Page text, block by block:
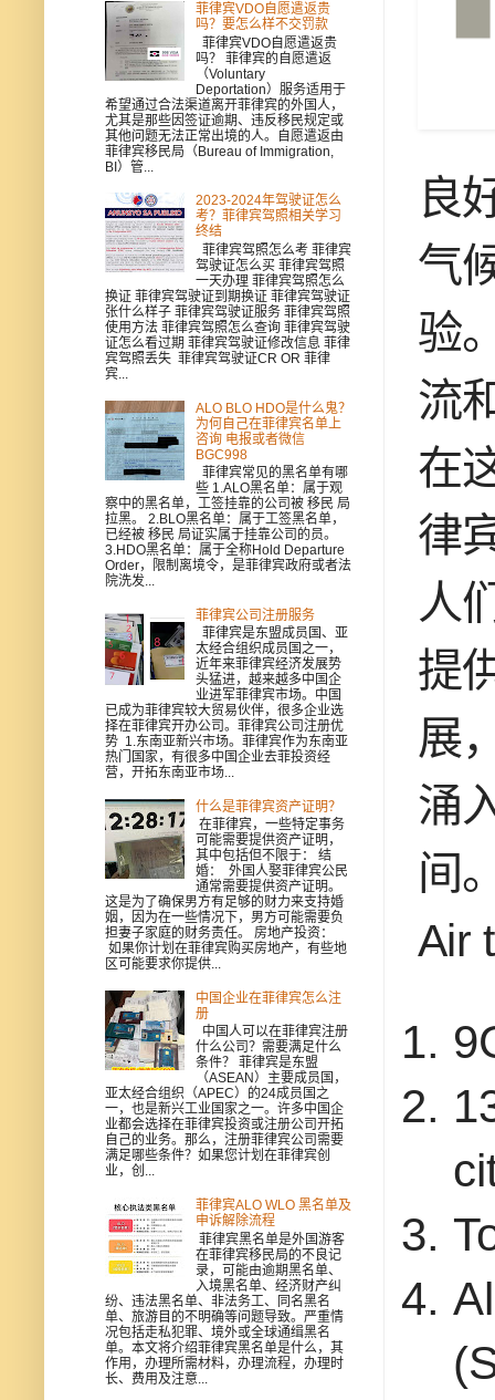
良
气
验
流
在
律
人
提
展
涌
间
Air
菲律宾VDO自愿遣返贵
吗？要怎么样不交罚款
菲律宾VDO自愿遣返贵
吗？ 菲律宾的自愿遣返
（Voluntary
Deportation）服务适用于
希望通过合法渠道离开菲律宾的外国人，
尤其是那些因签证逾期、违反移民规定或
其他问题无法正常出境的人。自愿遣返由
菲律宾移民局（Bureau of Immigration,
BI）管...
2023-2024年驾驶证怎么
考？菲律宾驾照相关学习
终结
菲律宾驾照怎么考 菲律宾
驾驶证怎么买 菲律宾驾照
一天办理 菲律宾驾照怎么
换证 菲律宾驾驶证到期换证 菲律宾驾驶证
张什么样子 菲律宾驾驶证服务 菲律宾驾照
使用方法 菲律宾驾照怎么查询 菲律宾驾驶
证怎么看过期 菲律宾驾驶证修改信息 菲律
宾驾照丢失 菲律宾驾驶证CR OR 菲律
宾...
ALO BLO HDO是什么鬼？
为何自己在菲律宾名单上
咨询 电报或者微信
BGC998
菲律宾常见的黑名单有哪
些 1.ALO黑名单：属于观
察中的黑名单，工签挂靠的公司被 移民 局
拉黑。 2.BLO黑名单：属于工签黑名单，
已经被 移民 局证实属于挂靠公司的员。
3.HDO黑名单：属于全称Hold Departure
Order，限制离境令，是菲律宾政府或者法
院洗发...
菲律宾公司注册服务
菲律宾是东盟成员国、亚
太经合组织成员国之一，
近年来菲律宾经济发展势
头猛进，越来越多中国企
业进军菲律宾市场。中国
已成为菲律宾较大贸易伙伴，很多企业选
择在菲律宾开办公司。菲律宾公司注册优
势 1.东南亚新兴市场。菲律宾作为东南亚
热门国家，有很多中国企业去菲投资经
营，开拓东南亚市场...
什么是菲律宾资产证明？
在菲律宾，一些特定事务
可能需要提供资产证明，
其中包括但不限于： 结
婚： 外国人娶菲律宾公民
通常需要提供资产证明。
这是为了确保男方有足够的财力来支持婚
姻，因为在一些情况下，男方可能需要负
担妻子家庭的财务责任。 房地产投资：
如果你计划在菲律宾购买房地产，有些地
区可能要求你提供...
中国企业在菲律宾怎么注
册
中国人可以在菲律宾注册
什么公司？需要满足什么
条件？ 菲律宾是东盟
（ASEAN）主要成员国，
亚太经合组织（APEC）的24成员国之
一，也是新兴工业国家之一。许多中国企
业都会选择在菲律宾投资或注册公司开拓
自己的业务。那么，注册菲律宾公司需要
满足哪些条件？如果您计划在菲律宾创
业，创...
菲律宾ALO WLO 黑名单及
申诉解除流程
菲律宾黑名单是外国游客
在菲律宾移民局的不良记
录，可能由逾期黑名单、
入境黑名单、经济财产纠
纷、违法黑名单、非法务工、同名黑名
单、旅游目的不明确等问题导致。严重情
况包括走私犯罪、境外或全球通缉黑名
单。本文将介绍菲律宾黑名单是什么，其
作用，办理所需材料，办理流程，办理时
长、费用及注意...